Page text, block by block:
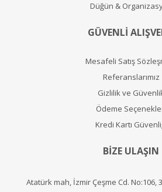
Düğün &
GÜVENLİ
Mesafeli Satış
Referanslarımız
Gizlilik ve
Ödeme
Kredi Kartı
BİZE ULAŞIN
Atatürk mah, İzmir Çeşme Cd. No:106,